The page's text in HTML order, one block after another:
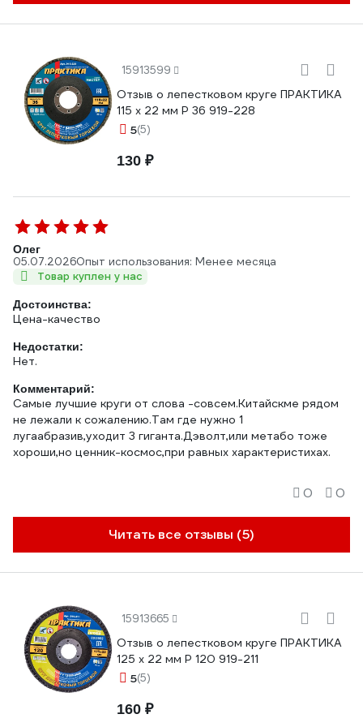
15913599
Отзыв о лепестковом круге ПРАКТИКА
115 х 22 мм Р 36 919-228
5(5)
130 ₽
Олег
05.07.2026Опыт использования: Менее месяца
Товар куплен у нас
Достоинства:
Цена-качество
Недостатки:
Нет.
Комментарий:
Самые лучшие круги от слова -совсем.Китайскме рядом
не лежали к сожалению.Там где нужно 1
лугаабразив,уходит 3 гиганта.Дэволт,или метабо тоже
хороши,но ценник-космос,при равных характеристихах.
Читать все отзывы (5)
0 0
15913665
Отзыв о лепестковом круге ПРАКТИКА
125 х 22 мм Р 120 919-211
5(5)
160 ₽